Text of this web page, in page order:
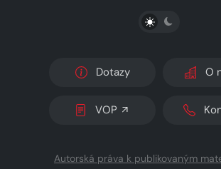
PŘEPNOUT
Dotazy O
VOP
Autorská práva k publikovaným